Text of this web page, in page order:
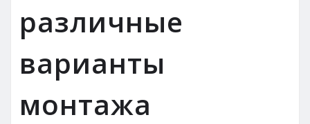
различные
варианты
монтажа